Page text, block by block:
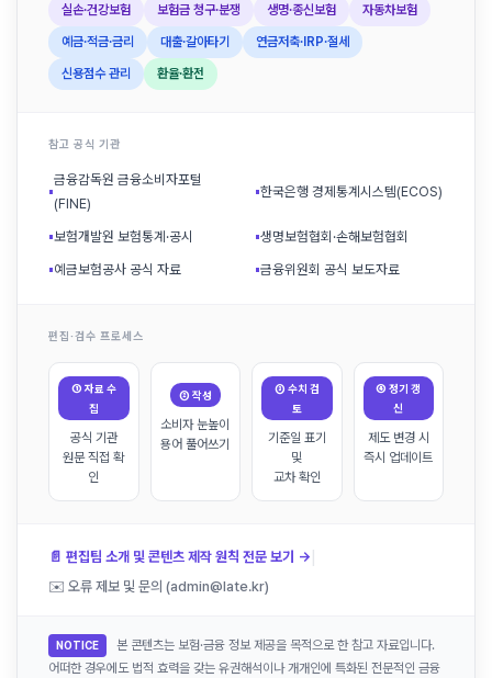
실손·건강보험 보험금 청구·분쟁 생명·종신보험 자동차보험
예금·적금·금리 대출·갈아타기 연금저축·IRP·절세
신용점수 관리 환율·환전
참고 공식 기관
▪
금융감독원 금융소비자포털
(FINE)
▪한국은행 경제통계시스템(ECOS)
▪보험개발원 보험통계·공시 ▪생명보험협회·손해보험협회
▪예금보험공사 공식 자료 ▪금융위원회 공식 보도자료
편집·검수 프로세스
① 자료 수
집
공식 기관
원문 직접 확
인
② 작성
소비자 눈높이
용어 풀어쓰기
③ 수치 검
토
기준일 표기
및
교차 확인
④ 정기 갱
신
제도 변경 시
즉시 업데이트
📄 편집팀 소개 및 콘텐츠 제작 원칙 전문 보기 → |
✉️ 오류 제보 및 문의 (admin@late.kr)
NOTICE
본 콘텐츠는 보험·금융 정보 제공을 목적으로 한 참고 자료입니다.
어떠한 경우에도 법적 효력을 갖는 유권해석이나 개개인에 특화된 전문적인 금융